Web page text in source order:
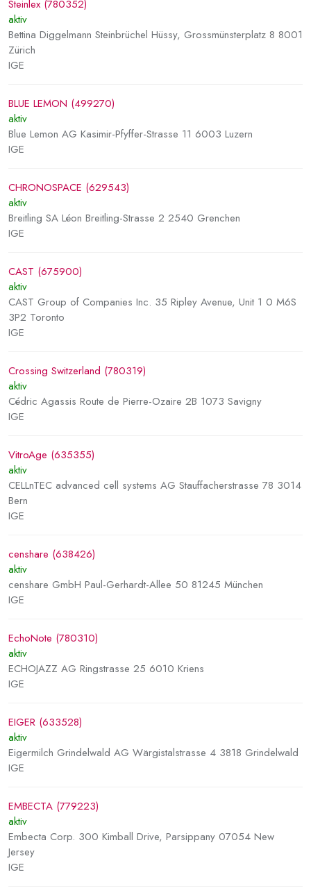
Steinlex (780352)
aktiv
Bettina Diggelmann Steinbrüchel Hüssy, Grossmünsterplatz 8 8001
Zürich
IGE
BLUE LEMON (499270)
aktiv
Blue Lemon AG Kasimir-Pfyffer-Strasse 11 6003 Luzern
IGE
CHRONOSPACE (629543)
aktiv
Breitling SA Léon Breitling-Strasse 2 2540 Grenchen
IGE
CAST (675900)
aktiv
CAST Group of Companies Inc. 35 Ripley Avenue, Unit 1 0 M6S
3P2 Toronto
IGE
Crossing Switzerland (780319)
aktiv
Cédric Agassis Route de Pierre-Ozaire 2B 1073 Savigny
IGE
VitroAge (635355)
aktiv
CELLnTEC advanced cell systems AG Stauffacherstrasse 78 3014
Bern
IGE
censhare (638426)
aktiv
censhare GmbH Paul-Gerhardt-Allee 50 81245 München
IGE
EchoNote (780310)
aktiv
ECHOJAZZ AG Ringstrasse 25 6010 Kriens
IGE
EIGER (633528)
aktiv
Eigermilch Grindelwald AG Wärgistalstrasse 4 3818 Grindelwald
IGE
EMBECTA (779223)
aktiv
Embecta Corp. 300 Kimball Drive, Parsippany 07054 New
Jersey
IGE